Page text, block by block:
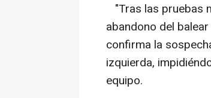
"Tras las pruebas
abandono del
confirma la
izquierda,
equipo.